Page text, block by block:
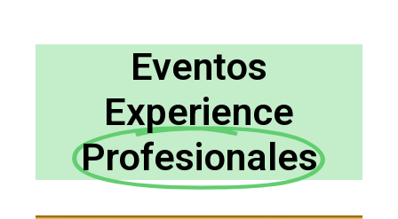
Eventos
Experience
Profesionales